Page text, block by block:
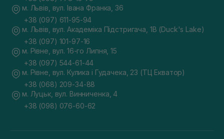
м. Львів, вул. Івана Франка, 36
+38 (097) 611-95-94
м. Львів, вул. Академіка Підстригача, 1В (Duck's Lake)
+38 (097) 101-97-16
м. Рівне, вул. 16-го Липня, 15
+38 (097) 544-61-44
м. Рівне, вул. Кулика і Гудачека, 23 (ТЦ Екватор)
+38 (068) 209-34-88
м. Луцьк, вул. Винниченка, 4
+38 (098) 076-60-62